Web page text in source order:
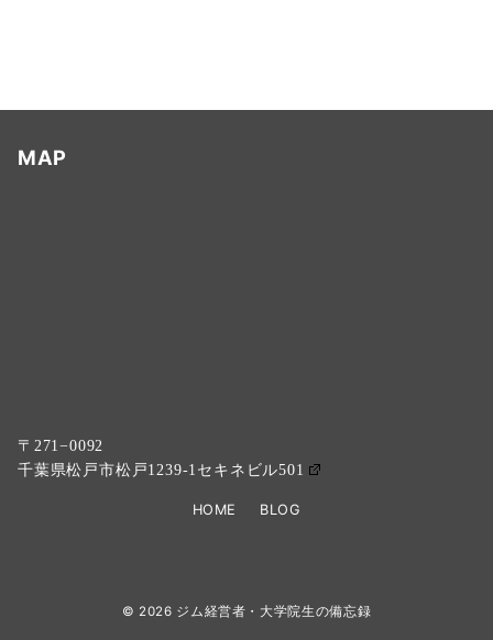
MAP
〒271−0092
千葉県松戸市松戸1239-1セキネビル501
HOME BLOG
© 2026 ジム経営者・大学院生の備忘録